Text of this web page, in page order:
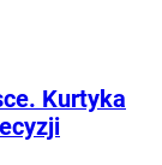
Kurtyka